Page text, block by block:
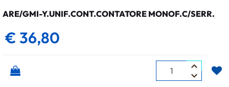
ARE/GMI-Y.UNIF.CONT.CONTATORE MONOF.C/SERR.
€ 36,80
Quantità